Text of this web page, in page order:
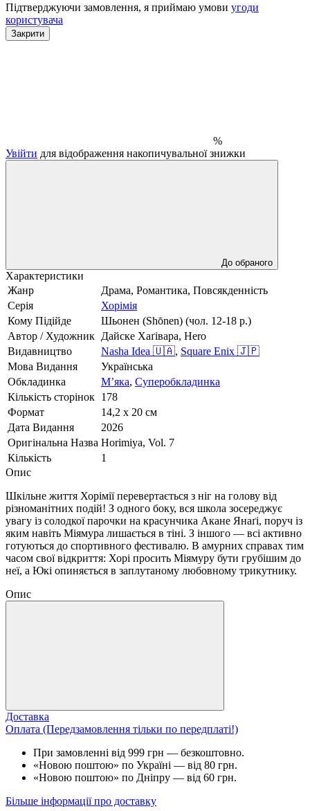
Підтверджуючи замовлення, я приймаю умови угоди
користувача
Закрити
%
Увійти для відображення накопичувальної знижки
До обраного
Характеристики
Жанр
Драма, Романтика, Повсякденність
Серія
Хорімія
Кому Підійде
Шьонен (Shōnen) (чол. 12-18 р.)
Автор / Художник Дайске Хаґівара, Hero
Видавництво
Nasha Idea 🇺🇦, Square Enix 🇯🇵
Мова Видання
Українська
Обкладинка
Мʼяка, Суперобкладинка
Кількість сторінок 178
Формат
14,2 x 20 cм
Дата Видання
2026
Оригінальна Назва Horimiya, Vol. 7
Кількість
1
Опис
Шкільне життя Хорімії перевертається з ніг на голову від
різноманітних подій! З одного боку, вся школа зосереджує
увагу із солодкої парочки на красунчика Акане Янаґі, поруч із
яким навіть Міямура лишається в тіні. З іншого — всі активно
готуються до спортивного фестивалю. В амурних справах тим
часом свої відкриття: Хорі просить Міямуру бути грубішим до
неї, а Юкі опиняється в заплутаному любовному трикутнику.
Опис
Доставка
Оплата (Передзамовлення тільки по передплаті!)
При замовленні від 999 грн — безкоштовно.
«Новою поштою» по Україні — від 80 грн.
«Новою поштою» по Дніпру — від 60 грн.
Більше інформації про доставку